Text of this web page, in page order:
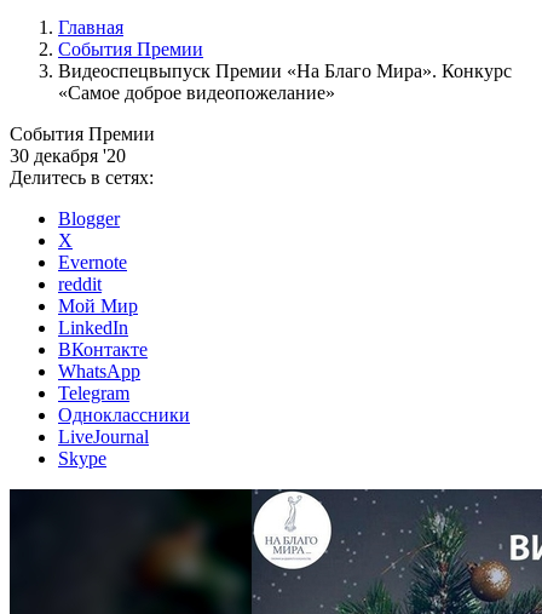
Главная
События Премии
Видеоспецвыпуск Премии «На Благо Мира». Конкурс
«Самое доброе видеопожелание»
События Премии
30 декабря '20
Делитесь в сетях:
Blogger
X
Evernote
reddit
Мой Мир
LinkedIn
ВКонтакте
WhatsApp
Telegram
Одноклассники
LiveJournal
Skype